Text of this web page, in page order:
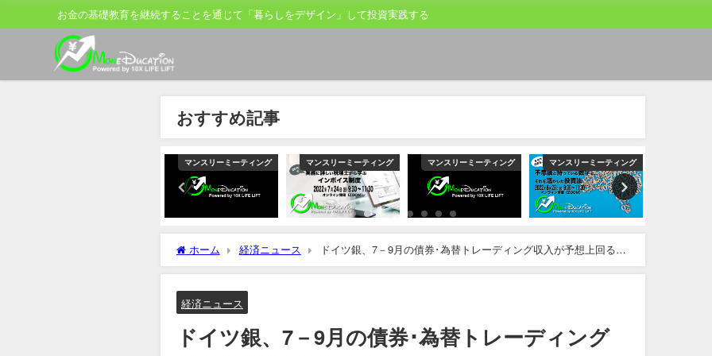
お金の基礎教育を継続することを通じて「暮らしをデザイン」して投資実践する
おすすめ記事
マンスリーミーティング マンスリーミーティング マンスリーミーティング マンスリーミーティング
ホーム 経済ニュース
ドイツ銀、7－9月の債券･為替トレーディング収入が予想上回る見
通し
経済ニュース
ドイツ銀、7－9月の債券･為替トレーディング